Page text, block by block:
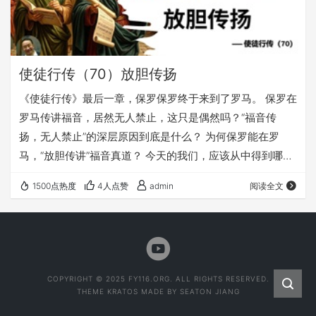
使徒行传（70）放胆传扬
《使徒行传》最后一章，保罗保罗终于来到了罗马。 保罗在
罗马传讲福音，居然无人禁止，这只是偶然吗？“福音传
扬，无人禁止”的深层原因到底是什么？ 为何保罗能在罗
马，“放胆传讲”福音真道？ 今天的我们，应该从中得到哪些
临到每一个认真聆听的灵魂。 欢迎您收听： 《使徒行传
（70）放胆传扬》 更多宝贵的福音内容，尽在fy116.org 本
览器里打开）： https://fy116.org/fnld…
1500点热度 4人点赞 admin 阅读全文
COPYRIGHT © 2025 FY116.ORG. ALL RIGHTS RESERVED.
THEME KRATOS MADE BY SEATON JIANG